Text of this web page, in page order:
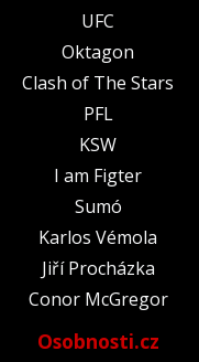
UFC
Oktagon
Clash of The Stars
PFL
KSW
I am Figter
Sumó
Karlos Vémola
Jiří Procházka
Conor McGregor
Osobnosti.cz